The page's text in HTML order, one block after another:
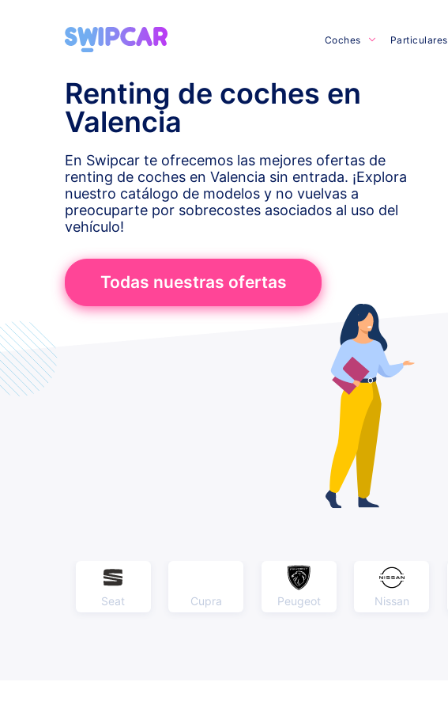
Coches Particulares
Renting de coches en
Valencia
En Swipcar te ofrecemos las mejores ofertas de
renting de coches en Valencia sin entrada. ¡Explora
nuestro catálogo de modelos y no vuelvas a
preocuparte por sobrecostes asociados al uso del
vehículo!
Todas nuestras ofertas
Seat Cupra Peugeot Nissan